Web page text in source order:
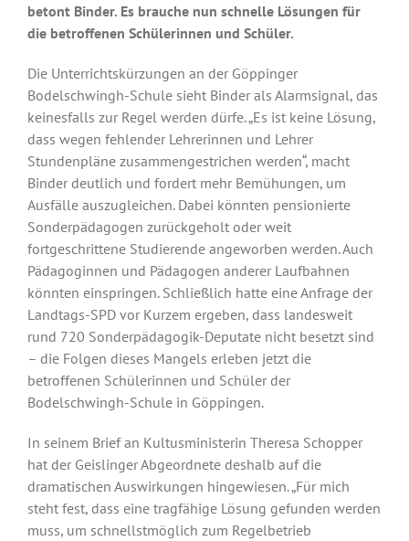
betont Binder. Es brauche nun schnelle Lösungen für
die betroffenen Schülerinnen und Schüler.
Die Unterrichtskürzungen an der Göppinger
Bodelschwingh-Schule sieht Binder als Alarmsignal, das
keinesfalls zur Regel werden dürfe. „Es ist keine Lösung,
dass wegen fehlender Lehrerinnen und Lehrer
Stundenpläne zusammengestrichen werden“, macht
Binder deutlich und fordert mehr Bemühungen, um
Ausfälle auszugleichen. Dabei könnten pensionierte
Sonderpädagogen zurückgeholt oder weit
fortgeschrittene Studierende angeworben werden. Auch
Pädagoginnen und Pädagogen anderer Laufbahnen
könnten einspringen. Schließlich hatte eine Anfrage der
Landtags-SPD vor Kurzem ergeben, dass landesweit
rund 720 Sonderpädagogik-Deputate nicht besetzt sind
– die Folgen dieses Mangels erleben jetzt die
betroffenen Schülerinnen und Schüler der
Bodelschwingh-Schule in Göppingen.
In seinem Brief an Kultusministerin Theresa Schopper
hat der Geislinger Abgeordnete deshalb auf die
dramatischen Auswirkungen hingewiesen. „Für mich
steht fest, dass eine tragfähige Lösung gefunden werden
muss, um schnellstmöglich zum Regelbetrieb